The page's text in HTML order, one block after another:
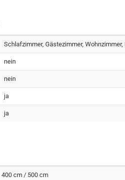
Schlafzimmer, Gästezimmer,
nein
nein
ja
ja
400 cm / 500 cm